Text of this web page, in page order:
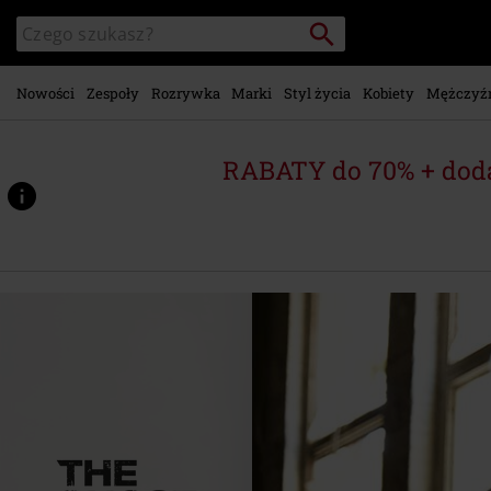
głównej
zawartości
Wyszukaj
katalog
Szukaj
Nowości Zespoły Rozrywka Marki Styl życia Kobiety
RABATY do 70% +